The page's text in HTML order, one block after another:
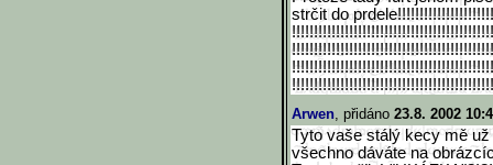
strčit do
!!!!!!!!!!!!!!!!!!!!!!!!!!!!!!
!!!!!!!!!!!!!!!!!!!!!!!!!!!!!!
!!!!!!!!!!!!!!!!!!!!!!!!!!!!!!
!!!!!!!!!!!!!!!!!!!!!!!!!!!!!!
Arwen, přidáno 23.8. 2002
Tyto vaše stálý kecy mě
všechno dáváte na